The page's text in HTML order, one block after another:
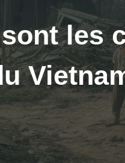
les